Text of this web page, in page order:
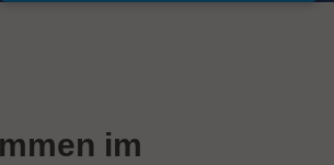
im